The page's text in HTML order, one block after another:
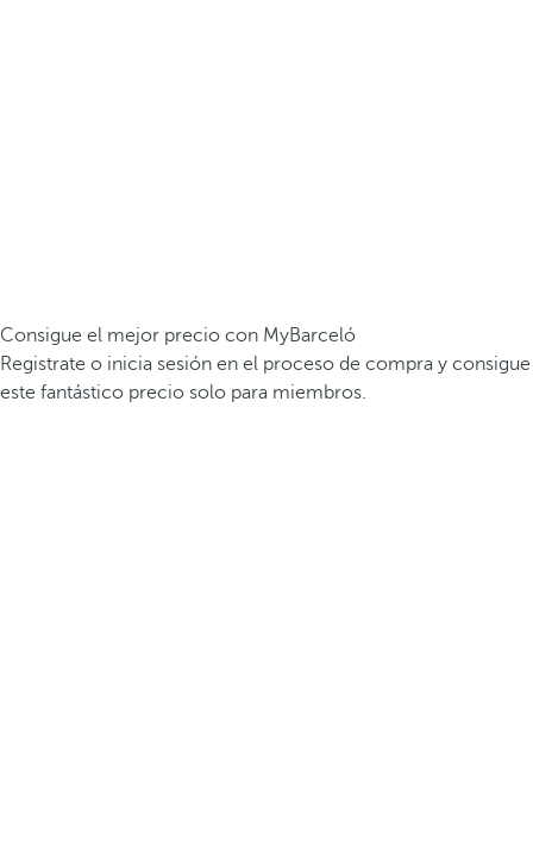
Consigue el mejor precio con MyBarceló
Registrate o inicia sesión en el proceso de compra y consigue
este fantástico precio solo para miembros.